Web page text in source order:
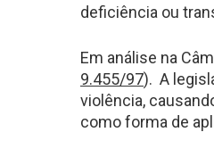
deficiência ou
Em análise na
9.455/97). A
violência,
como forma de